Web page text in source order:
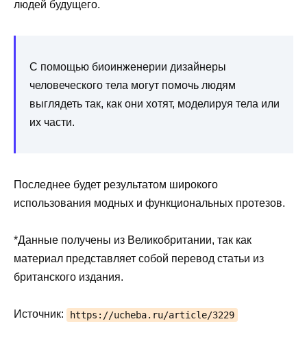
людей будущего.
С помощью биоинженерии дизайнеры
человеческого тела могут помочь людям
выглядеть так, как они хотят, моделируя тела или
их части.
Последнее будет результатом широкого
использования модных и функциональных протезов.
*Данные получены из Великобритании, так как
материал представляет собой перевод статьи из
британского издания.
Источник: https://ucheba.ru/article/3229